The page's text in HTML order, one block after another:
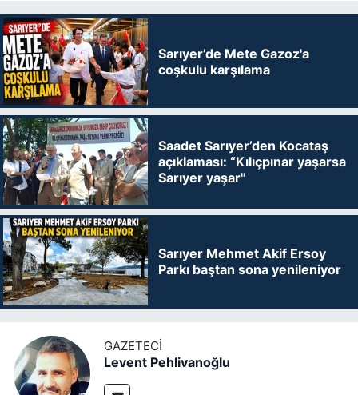
Sarıyer’de Mete Gazoz'a
coşkulu karşılama
Saadet Sarıyer’den Kocataş
açıklaması: “Kılıçpınar yaşarsa
Sarıyer yaşar"
Sarıyer Mehmet Akif Ersoy
Parkı baştan sona yenileniyor
GAZETECI
Levent Pehlivanoğlu